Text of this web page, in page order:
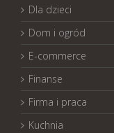
Dla dzieci
Dom i ogród
E-commerce
Finanse
Firma i praca
Kuchnia